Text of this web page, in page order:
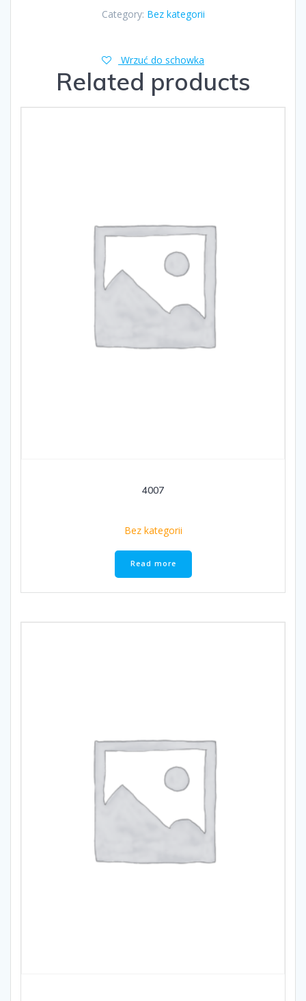
Category: Bez kategorii
Wrzuć do schowka
Related products
4007
Bez kategorii
Read more